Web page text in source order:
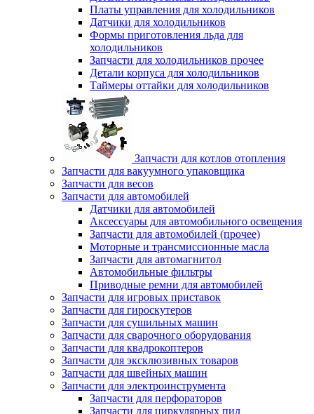
Платы управления для холодильников
Датчики для холодильников
Формы приготовления льда для
холодильников
Запчасти для холодильников прочее
Детали корпуса для холодильников
Таймеры оттайки для холодильников
Запчасти для котлов отопления
Запчасти для вакуумного упаковщика
Запчасти для весов
Запчасти для автомобилей
Датчики для автомобилей
Аксессуары для автомобильного освещения
Запчасти для автомобилей (прочее)
Моторные и трансмиссионные масла
Запчасти для автомагнитол
Автомобильные фильтры
Приводные ремни для автомобилей
Запчасти для игровых приставок
Запчасти для гироскутеров
Запчасти для сушильных машин
Запчасти для сварочного оборудования
Запчасти для квадрокоптеров
Запчасти для эксклюзивных товаров
Запчасти для швейных машин
Запчасти для электроинструмента
Запчасти для перфораторов
Запчасти для циркулярных пил